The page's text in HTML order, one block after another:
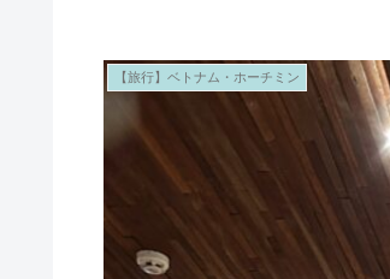
【旅行】ベトナム・ホーチミン